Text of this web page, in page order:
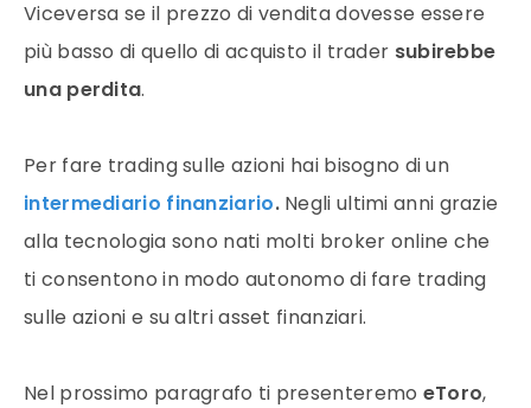
Viceversa se il prezzo di vendita dovesse essere
più basso di quello di acquisto il trader subirebbe
una perdita.
Per fare trading sulle azioni hai bisogno di un
intermediario finanziario.Negli ultimi anni grazie
alla tecnologia sono nati molti broker online che
ti consentono in modo autonomo di fare trading
sulle azioni e su altri asset finanziari.
Nel prossimo paragrafo ti presenteremo eToro,